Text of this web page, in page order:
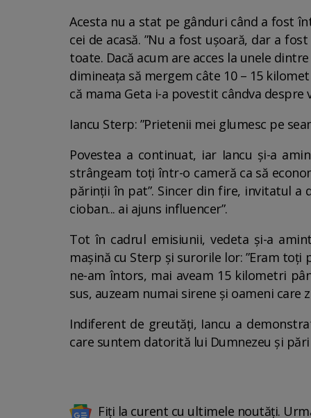
Acesta nu a stat pe gânduri când a fost
cei de acasă. ”Nu a fost ușoară, dar a
toate. Dacă acum are acces la unele
dimineața să mergem câte 10 – 15
că mama Geta i-a povestit cândva
Iancu Sterp: ”Prietenii mei glumesc pe
Povestea a continuat, iar Iancu și-a
strângeam toți într-o cameră ca să
părinții în pat”. Sincer din fire, invitatul a
cioban... ai ajuns influencer”.
Tot în cadrul emisiunii, vedeta și-a
mașină cu Sterp și surorile lor: ”Eram
ne-am întors, mai aveam 15 kilometri
sus, auzeam numai sirene și oameni care
Indiferent de greutăți, Iancu a
care suntem datorită lui Dumnezeu și
Fiți la curent cu ultimele noutăți.